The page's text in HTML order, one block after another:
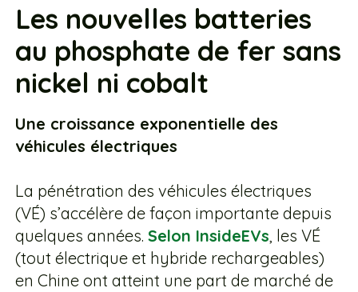
Les nouvelles batteries
au phosphate de fer sans
nickel ni cobalt
Une croissance exponentielle des
véhicules électriques
La pénétration des véhicules électriques
(VÉ) s’accélère de façon importante depuis
quelques années. Selon InsideEVs, les VÉ
(tout électrique et hybride rechargeables)
en Chine ont atteint une part de marché de